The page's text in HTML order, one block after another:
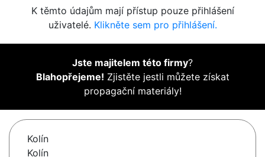
K těmto údajům mají přístup pouze přihlášení
uživatelé. Klikněte sem pro přihlášení.
Jste majitelem této firmy?
Blahopřejeme! Zjistěte jestli můžete získat
propagační materiály!
Kolín
Kolín